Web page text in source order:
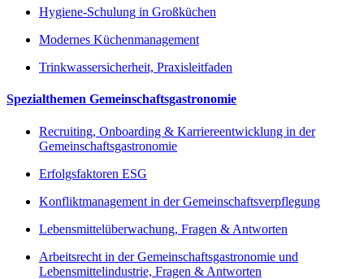
Hygiene-Schulung in Großküchen
Modernes Küchenmanagement
Trinkwassersicherheit, Praxisleitfaden
Spezialthemen Gemeinschaftsgastronomie
Recruiting, Onboarding & Karriereentwicklung in der
Gemeinschaftsgastronomie
Erfolgsfaktoren ESG
Konfliktmanagement in der Gemeinschaftsverpflegung
Lebensmittelüberwachung, Fragen & Antworten
Arbeitsrecht in der Gemeinschaftsgastronomie und
Lebensmittelindustrie, Fragen & Antworten